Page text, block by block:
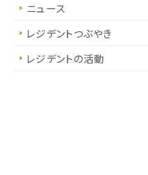
ニュース
レジデントつぶやき
レジデントの活動